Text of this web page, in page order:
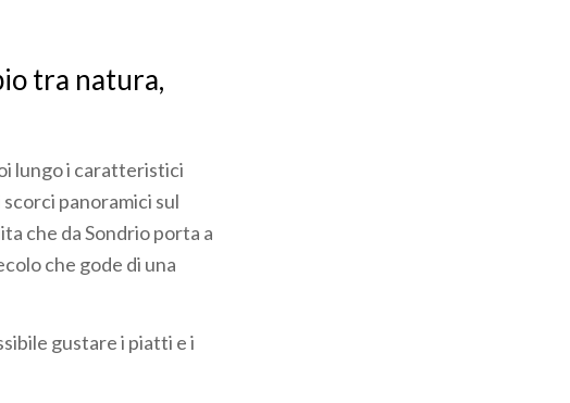
tra natura,
lungo i caratteristici
panoramici sul
che da Sondrio porta a
che gode di una
gustare i piatti e i